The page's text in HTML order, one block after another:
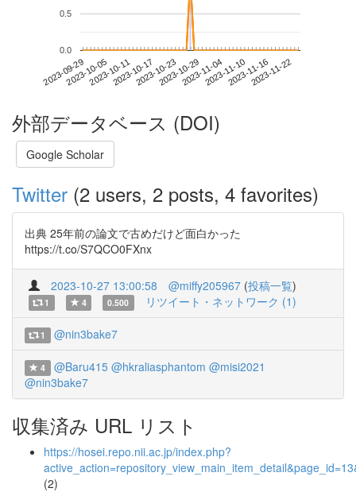
2023-09-292023-10-052023-10-112023-10-172023-10-232023-10-292023-11-042023-11-102023-11-162023-11-22
0.0
0.5
外部データベース (DOI)
Google Scholar
Twitter (2 users, 2 posts, 4 favorites)
出典 25年前の論文で古めだけど面白かった
https://t.co/S7QCO0FXnx
2023-10-27 13:00:58 @miffy205967 (投稿一覧)
1 4 0.500 リツイート・ネットワーク (1)
1 @nin3bake7
4 @Baru415 @hkraliasphantom @misi2021
@nin3bake7
収集済み URL リスト
https://hosei.repo.nii.ac.jp/index.php?
(2)